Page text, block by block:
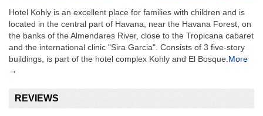
Hotel Kohly is an excellent place for families with children and is
located in the central part of Havana, near the Havana Forest, on
the banks of the Almendares River, close to the Tropicana cabaret
and the international clinic "Sira Garcia". Consists of 3 five-story
buildings, is part of the hotel complex Kohly and El Bosque. More
→
REVIEWS